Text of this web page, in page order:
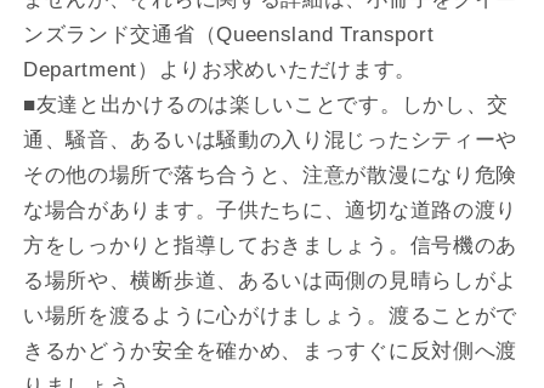
ンズランド交通省（Queensland Transport
Department）よりお求めいただけます。
■友達と出かけるのは楽しいことです。しかし、交
通、騒音、あるいは騒動の入り混じったシティーや
その他の場所で落ち合うと、注意が散漫になり危険
な場合があります。子供たちに、適切な道路の渡り
方をしっかりと指導しておきましょう。信号機のあ
る場所や、横断歩道、あるいは両側の見晴らしがよ
い場所を渡るように心がけましょう。渡ることがで
きるかどうか安全を確かめ、まっすぐに反対側へ渡